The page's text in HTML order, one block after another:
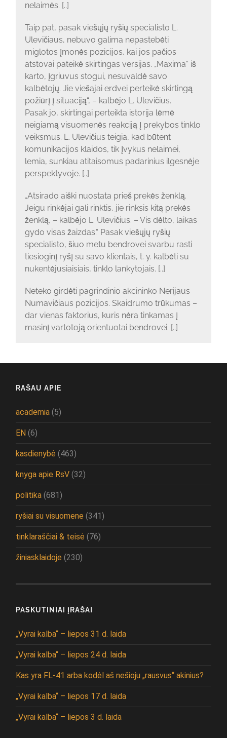
nelaimės. [..]
Taip pat, pasak viešųjų ryšių specialisto L.
Ulevičiaus, nebuvo galima nepastebėti
miglotos įmonės pozicijos, kai jos pačios
atstovai pateikė skirtingas versijas. „Maxima“ iš
karto, įgriuvus stogui, nesuvaldė savo
kalbėtojų. Jie viešajai erdvei perteikė skirtingą
požiūrį į situaciją“, – kalbėjo L. Ulevičius.
Pasak jo, skirtingai perteikta istorija lėmė
neigiamą visuomenės reakciją į prekybos tinklo
veiksmus. L. Ulevičius teigia, kad būtent
komunikacijos klaidos, tik įvykus nelaimei,
lemia, sunkiau atitaisomus padarinius ilgesnėje
perspektyvoje. [..]
„Atsirado aiški nuostata prieš prekės ženklą.
Jeigu rinkėjai gali rinktis, jie rinksis kitą prekės
ženklą, – kalbėjo L. Ulevičius. – Vis dėlto, laikas
gydo visas žaizdas.“ Pasak viešųjų ryšių
specialisto, šiuo metu bendrovei svarbu rasti
tiesioginį ryšį su savo klientais, t. y. kalbėti su
nukentėjusiaisiais, tinklo lankytojais. [..]
Neteko girdėti pagrindinio akcininko Nerijaus
Numavičiaus pozicijos. Skaidrumo trūkumas –
dar vienas faktorius, kuris nėra tinkamas į
masinį vartotoją orientuotai bendrovei. [..]
RAŠAU APIE
academia (5)
EN (6)
kasdienybė (463)
knyga apie RsV (32)
politika (681)
ryšiai su visuomene (341)
tinklaraščiai & teisė (76)
žiniasklaidoje (230)
PASKUTINIAI ĮRAŠAI
„Vyrai kalba“ – liepos 31 d. laida
„Vyrai kalba“ – liepos 24 d. laida
Kas yra FL-41 arba kodėl aš nešioju „rausvus“ akinius?
„Vyrai kalba“ – liepos 17 d. laida
„Vyrai kalba“ – liepos 3 d. laida